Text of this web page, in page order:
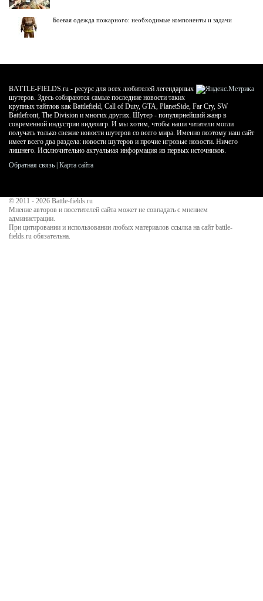
Боевая одежда пожарного: необходимые компоненты и задачи
BATTLE-FIELDS.ru - ресурс для всех любителей легендарных
шутеров. Здесь собираются самые последние новости таких
крупных тайтлов как Battlefield, Call of Duty, GTA, PlanetSide, Far Cry, SW
Battlefront, The Division и многих других. Шутер - популярнейший жанр в
современной индустрии видеоигр. И мы хотим, чтобы наши читатели могли
получать только свежие новости шутеров со всего мира. Именно поэтому наш сайт
имеет всего два раздела: новости шутеров и прочие игровые новости. Ничего
лишнего. Исключительно актуальная информация из первых источников.
Обратная связь Карта сайта
© 2011 - 2026 Battle-fields.ru
Мнение авторов и посетителей сайта может не совпадать с мнением
администрации.
При цитировании и использовании любых материалов ссылка на сайт battle-
fields.ru обязательна.